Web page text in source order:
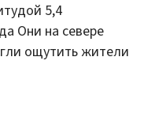
5,4
Они на севере
ощутить жители